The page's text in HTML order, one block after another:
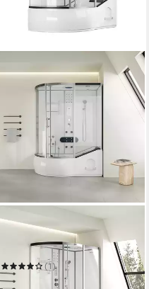
HOME DELUXE
Eckdusche Duschkabine
ALLIN 2IN1 - Weiß Links
(1)
1.549,00 € UVP